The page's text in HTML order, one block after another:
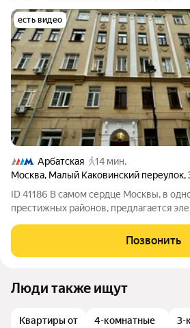
есть видео
Арбатская
14 мин.
Москва, Малый Каковинский переулок,
ID 41186 В самом сердце Москвы, в
престижных районов, предлагается
взыскательных жильцов. Просторная
окнами объединена с кухней и
Позвонить
Люди также ищут
Квартиры от
4-комнатные 3-